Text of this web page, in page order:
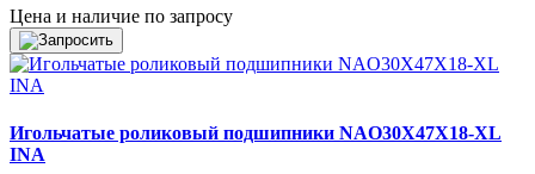
Цена и наличие по запросу
Игольчатые роликовый подшипники NAO30X47X18-XL
INA